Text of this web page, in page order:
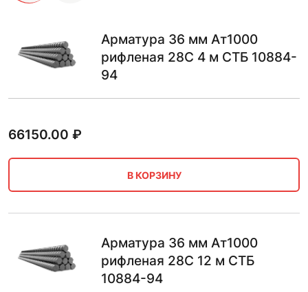
Арматура 36 мм Ат1000
рифленая 28С 4 м СТБ 10884-
94
66150.00 ₽
В КОРЗИНУ
Арматура 36 мм Ат1000
рифленая 28С 12 м СТБ
10884-94